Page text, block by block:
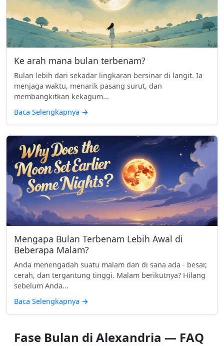
Ke arah mana bulan terbenam?
Bulan lebih dari sekadar lingkaran bersinar di langit. Ia
menjaga waktu, menarik pasang surut, dan
membangkitkan kekagum...
Baca Selengkapnya →
Mengapa Bulan Terbenam Lebih Awal di
Beberapa Malam?
Anda menengadah suatu malam dan di sana ada - besar,
cerah, dan tergantung tinggi. Malam berikutnya? Hilang
sebelum Anda...
Baca Selengkapnya →
Fase Bulan di Alexandria — FAQ